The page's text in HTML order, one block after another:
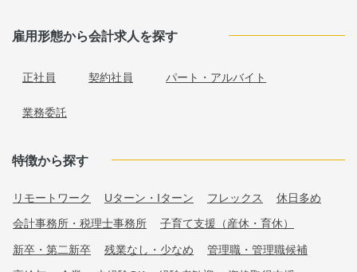
雇用形態から会計求人を探す
正社員 契約社員 パート・アルバイト
業務委託
特徴から探す
リモートワーク Uターン・Iターン フレックス 休日多め
会計事務所・税理士事務所 子育て支援（産休・育休）
新卒・第二新卒 残業なし・少なめ 管理職・管理職候補